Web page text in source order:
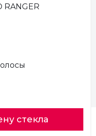
RANGER
стекла